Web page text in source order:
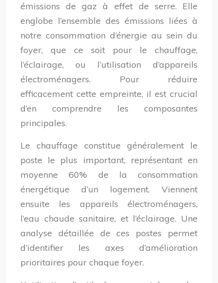
émissions de gaz à effet de serre. Elle
englobe l’ensemble des émissions liées à
notre consommation d’énergie au sein du
foyer, que ce soit pour le chauffage,
l’éclairage, ou l’utilisation d’appareils
électroménagers. Pour réduire
efficacement cette empreinte, il est crucial
d’en comprendre les composantes
principales.
Le chauffage constitue généralement le
poste le plus important, représentant en
moyenne 60% de la consommation
énergétique d’un logement. Viennent
ensuite les appareils électroménagers,
l’eau chaude sanitaire, et l’éclairage. Une
analyse détaillée de ces postes permet
d’identifier les axes d’amélioration
prioritaires pour chaque foyer.